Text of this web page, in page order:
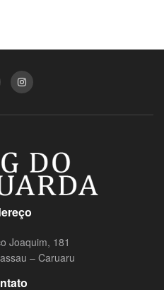
Joaquim, 181
– Caruaru